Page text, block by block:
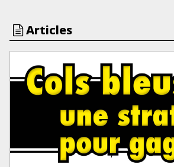
Articles